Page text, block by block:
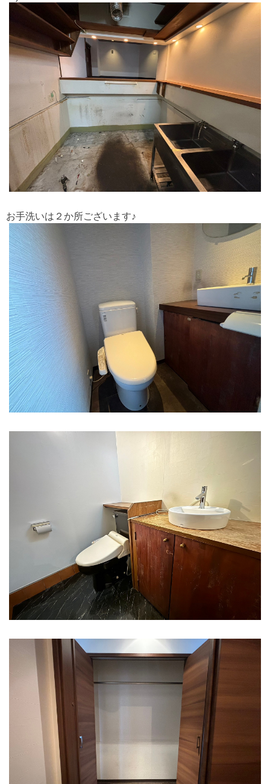
お手洗いは２か所ございます♪